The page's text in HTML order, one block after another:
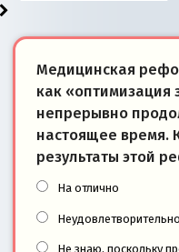
Медицинская
как «оптимизация
непрерывно
настоящее время.
результаты этой
На отлично
Неудовлетворительно
Не знаю, поскольку